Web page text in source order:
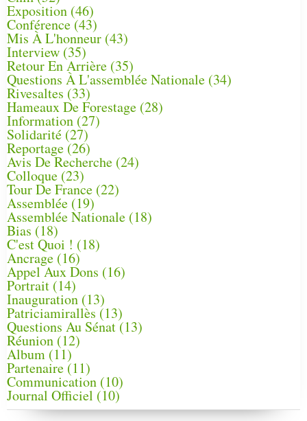
Exposition (46)
Conférence(43)
Mis À L'honneur (43)
Interview (35)
Retour En Arrière (35)
Questions À L'assemblée Nationale (34)
Rivesaltes (33)
Hameaux De Forestage (28)
Information (27)
Solidarité (27)
Reportage(26)
Avis De Recherche (24)
Colloque (23)
Tour De France (22)
Assemblée (19)
Assemblée Nationale (18)
Bias (18)
C'est Quoi ! (18)
Ancrage (16)
Appel Aux Dons (16)
Portrait (14)
Inauguration (13)
Patriciamirallès (13)
Questions Au Sénat(13)
Réunion (12)
Album (11)
Partenaire(11)
Communication (10)
Journal Officiel (10)